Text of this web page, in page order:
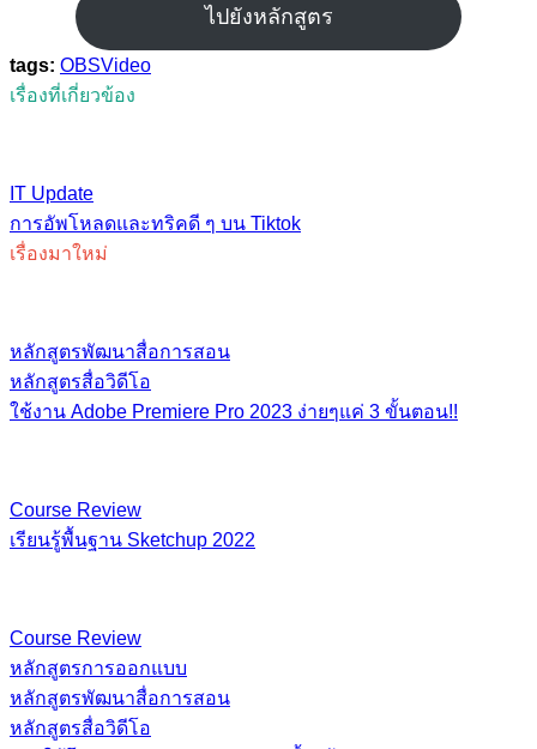
ไปยังหลักสูตร
tags: OBSVideo
เรื่องที่เกี่ยวข้อง
IT Update
การอัพโหลดและทริคดี ๆ บน Tiktok
เรื่องมาใหม่
หลักสูตรพัฒนาสื่อการสอน
หลักสูตรสื่อวิดีโอ
ใช้งาน Adobe Premiere Pro 2023 ง่ายๆแค่ 3 ขั้นตอน!!
Course Review
เรียนรู้พื้นฐาน​ Sketchup​ 2022
Course Review
หลักสูตรการออกแบบ
หลักสูตรพัฒนาสื่อการสอน
หลักสูตรสื่อวิดีโอ